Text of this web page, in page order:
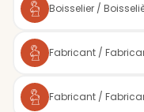
Boisselier /
Fabricant /
Fabricant /